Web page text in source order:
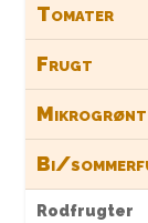
Tomater
Frugt
Mikrogrønt
Bi/
Rodfrugter